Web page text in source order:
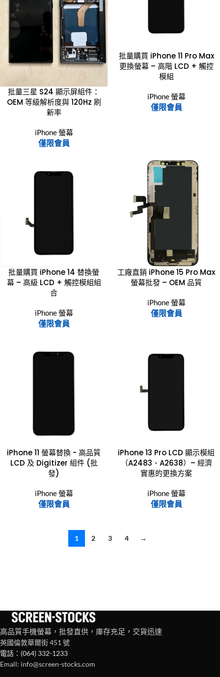
批量三星 S24 顯示屏組件：
OEM 等級解析度與 120Hz 刷
新率
iPhone 螢幕
僅限會員
批量購買 iPhone 11 Pro Max
更換螢幕 – 高階 LCD + 觸控
模組
iPhone 螢幕
僅限會員
批量購買 iPhone 14 替換螢
幕 – 高級 LCD + 觸控模組組
合
iPhone 螢幕
僅限會員
工廠直銷 iPhone 15 Pro Max
螢幕批發 – OEM 品質
iPhone 螢幕
僅限會員
iPhone 11 螢幕替換 - 高品質
LCD 及 Digitizer 組件 (批
發)
iPhone 螢幕
僅限會員
iPhone 13 Pro LCD 顯示模組
（A2483、A2638）– 經濟
實惠的更換方案
iPhone 螢幕
僅限會員
1 2 3 4 →
高品質手機螢幕，批發直供，庫存充足，交貨迅速
英國倫敦華爾街 451 號
電話：(064) 332-1233
Emall: info@screen-stocks.com